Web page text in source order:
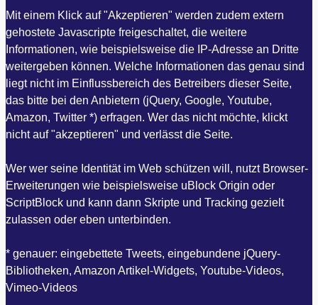
Mit einem Klick auf "Akzeptieren" werden zudem extern
gehostete Javascripte freigeschaltet, die weitere
Informationen, wie beispielsweise die IP-Adresse an Dritte
weitergeben können. Welche Informationen das genau sind
liegt nicht im Einflussbereich des Betreibers dieser Seite,
das bitte bei den Anbietern (jQuery, Google, Youtube,
Amazon, Twitter *) erfragen. Wer das nicht möchte, klickt
nicht auf "akzeptieren" und verlässt die Seite.
Wer wer seine Identität im Web schützen will, nutzt Browser-
Erweiterungen wie beispielsweise uBlock Origin oder
ScriptBlock und kann dann Skripte und Tracking gezielt
zulassen oder eben unterbinden.
* genauer: eingebettete Tweets, eingebundene jQuery-
Bibliotheken, Amazon Artikel-Widgets, Youtube-Videos,
Vimeo-Videos